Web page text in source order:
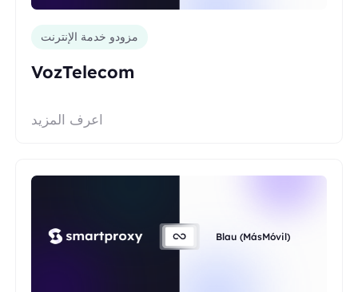
مزودو خدمة الإنترنت
VozTelecom
اعرف المزيد
Blau (MásMóvil)